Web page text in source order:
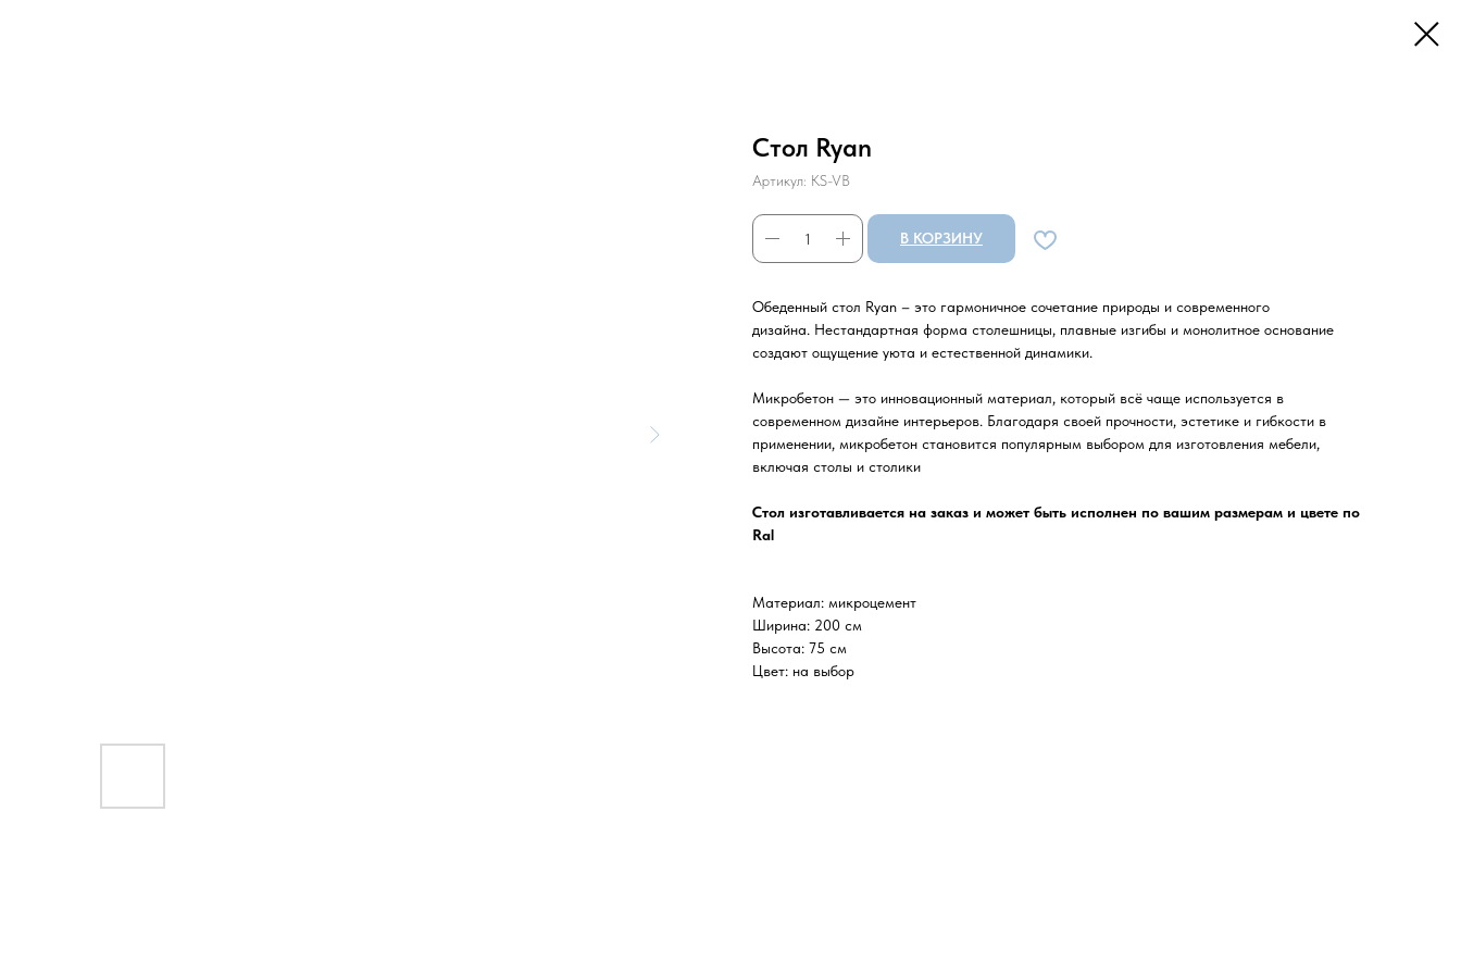
Стол Ryan
Артикул: KS-VB
В КОРЗИНУ
Обеденный стол Ryan – это гармоничное сочетание природы и современного
дизайна. Нестандартная форма столешницы, плавные изгибы и монолитное основание
создают ощущение уюта и естественной динамики.
Микробетон — это инновационный материал, который всё чаще используется в
современном дизайне интерьеров. Благодаря своей прочности, эстетике и гибкости в
применении, микробетон становится популярным выбором для изготовления мебели,
включая столы и столики
Стол изготавливается на заказ и может быть исполнен по вашим размерам и цвете по
Ral
Материал: микроцемент
Ширина: 200 см
Высота: 75 см
Цвет: на выбор